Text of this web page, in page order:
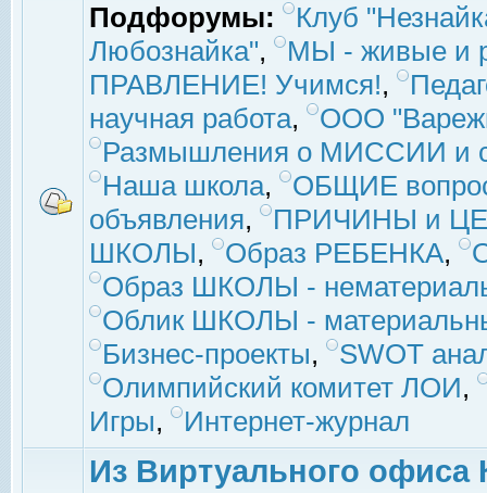
Подфорумы:
Клуб
Любознайка",
МЫ - живые и
ПРАВЛЕНИЕ! Учимся!,
научная работа,
ООО
Размышления о МИССИИ и
Наша школа,
ОБЩИЕ
объявления,
ПРИЧИНЫ и
ШКОЛЫ, Образ РЕБЕНКА,
Образ ШКОЛЫ -
Облик ШКОЛЫ -
Бизнес-проекты,
SWOT
Олимпийский комитет ЛОИ,
Игры, Интернет-журнал
Из Виртуального офиса